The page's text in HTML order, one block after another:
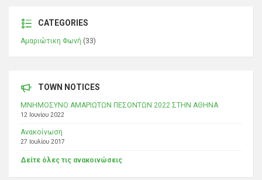
CATEGORIES
Αμαριώτικη Φωνή (33)
TOWN NOTICES
ΜΝΗΜΟΣΥΝΟ ΑΜΑΡΙΩΤΩΝ ΠΕΣΟΝΤΩΝ 2022 ΣΤΗΝ ΑΘΗΝΑ
12 Ιουνίου 2022
Ανακοίνωση
27 Ιουλίου 2017
Δείτε όλες τις ανακοινώσεις